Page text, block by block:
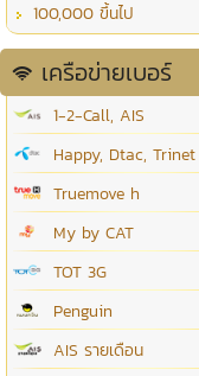
100,000 ขึ้นไป
เครือข่ายเบอร์
1-2-Call, AIS
Happy, Dtac, Trinet
Truemove h
My by CAT
TOT 3G
Penguin
AIS รายเดือน